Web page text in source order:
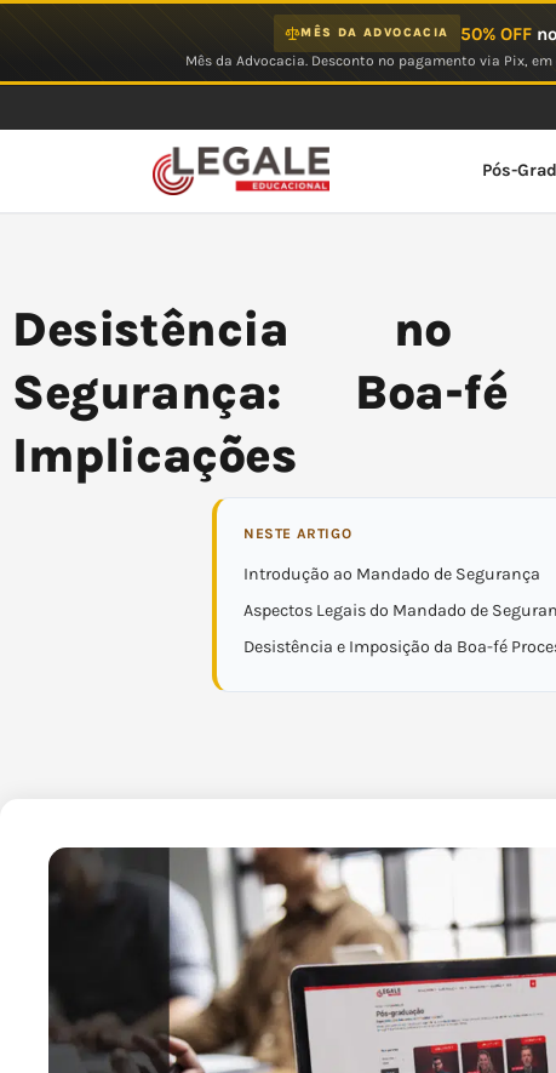
MÊS DA ADVOCACIA 50% OFF
Mês da Advocacia. Desconto no pagamento via Pix,
Pós-
Desistência no
Segurança: Boa-
Implicações
NESTE ARTIGO
Introdução ao Mandado de Segurança
Aspectos Legais do Mandado de
Desistência e Imposição da Boa-fé